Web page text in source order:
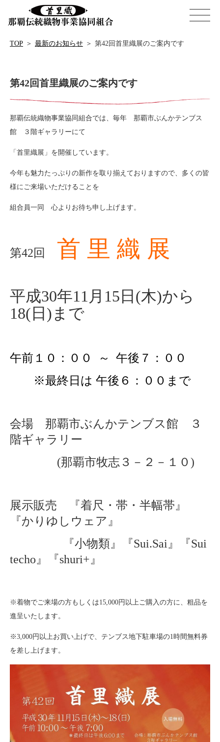
TOP ＞ 最新のお知らせ ＞ 第42回首里織展のご案内です
第42回首里織展のご案内です
那覇伝統織物事業協同組合では、毎年 那覇市ぶんかテンブス
館 ３階ギャラリーにて
「首里織展」を開催しています。
今年も魅力たっぷりの新作を取り揃えておりますので、多くの皆
様にご来場いただけることを
組合員一同 心よりお待ち申し上げます。
第42回 首 里 織 展
平成30年11月15日(木)から
18(日)まで
午前１０：００ ～ 午後７：００
※最終日は 午後６：００まで
会場 那覇市ぶんかテンブス館 ３
階ギャラリー
(那覇市牧志３－２－１０)
展示販売 『着尺・帯・半幅帯』
『かりゆしウェア』
『小物類』
『Sui.Sai』『Sui
techo』『shuri+』
※着物でご来場の方もしくは15,000円以上ご購入の方に、粗品を
進呈いたします。
※3,000円以上お買い上げで、テンブス地下駐車場の1時間無料券
を差し上げます。